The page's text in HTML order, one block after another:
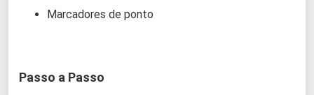
Marcadores de ponto
Passo a Passo